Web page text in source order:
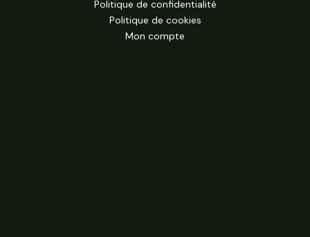
Politique de confidentialité
Politique de cookies
Mon compte